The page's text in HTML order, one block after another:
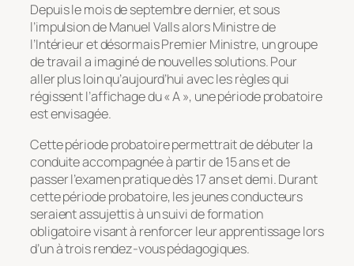
Depuis le mois de septembre dernier, et sous
l’impulsion de Manuel Valls alors Ministre de
l’Intérieur et désormais Premier Ministre, un groupe
de travail a imaginé de nouvelles solutions. Pour
aller plus loin qu’aujourd’hui avec les règles qui
régissent l’affichage du « A », une période probatoire
est envisagée.
Cette période probatoire permettrait de débuter la
conduite accompagnée à partir de 15 ans et de
passer l’examen pratique dès 17 ans et demi. Durant
cette période probatoire, les jeunes conducteurs
seraient assujettis à un suivi de formation
obligatoire visant à renforcer leur apprentissage lors
d’un à trois rendez-vous pédagogiques.